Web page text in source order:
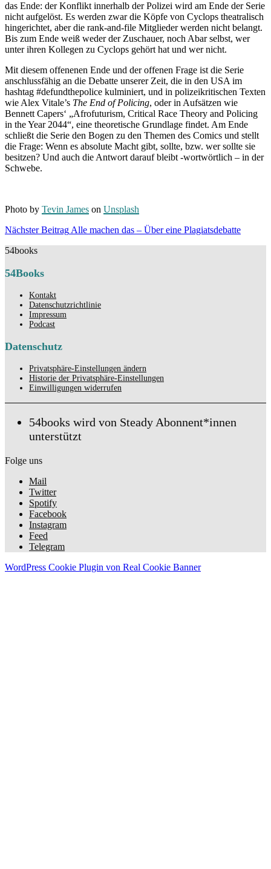
das Ende: der Konflikt innerhalb der Polizei wird am Ende der Serie
nicht aufgelöst. Es werden zwar die Köpfe von Cyclops theatralisch
hingerichtet, aber die rank-and-file Mitglieder werden nicht belangt.
Bis zum Ende weiß weder der Zuschauer, noch Abar selbst, wer
unter ihren Kollegen zu Cyclops gehört hat und wer nicht.
Mit diesem offenenen Ende und der offenen Frage ist die Serie
anschlussfähig an die Debatte unserer Zeit, die in den USA im
hashtag #defundthepolice kulminiert, und in polizeikritischen Texten
wie Alex Vitale’s The End of Policing, oder in Aufsätzen wie
Bennett Capers‘ „Afrofuturism, Critical Race Theory and Policing
in the Year 2044“, eine theoretische Grundlage findet. Am Ende
schließt die Serie den Bogen zu den Themen des Comics und stellt
die Frage: Wenn es absolute Macht gibt, sollte, bzw. wer sollte sie
besitzen? Und auch die Antwort darauf bleibt -wortwörtlich – in der
Schwebe.
Photo by Tevin James on Unsplash
Beitragsnavigation
Nächster Beitrag Alle machen das – Über eine Plagiatsdebatte
54books
54Books
Kontakt
Datenschutzrichtlinie
Impressum
Podcast
Datenschutz
Privatsphäre-Einstellungen ändern
Historie der Privatsphäre-Einstellungen
Einwilligungen widerrufen
54books wird von Steady Abonnent*innen
unterstützt
Folge uns
Mail
Twitter
Spotify
Facebook
Instagram
Feed
Telegram
WordPress Cookie Plugin von Real Cookie Banner